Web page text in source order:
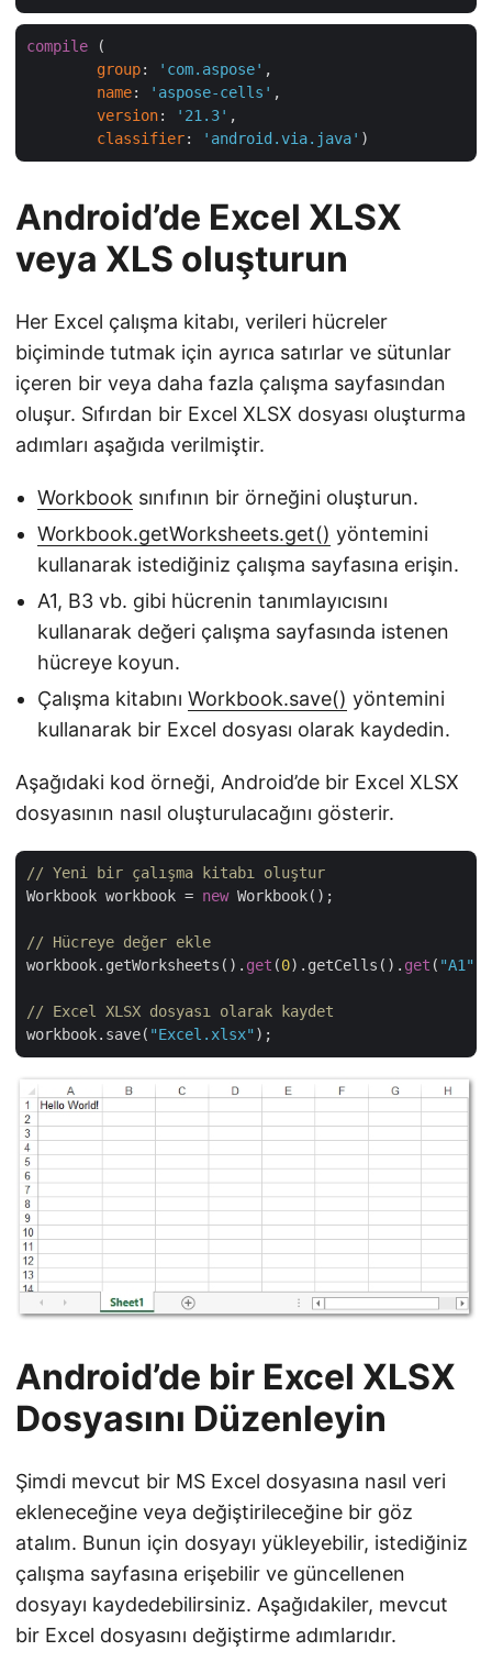
compile (
group: 'com.aspose' ,
name: 'aspose-cells' ,
version: '21.3' ,
classifier: 'android.via.java'
Android’de Excel XLSX
veya XLS oluşturun
Her Excel çalışma kitabı, verileri hücreler
biçiminde tutmak için ayrıca satırlar ve sütunlar
içeren bir veya daha fazla çalışma sayfasından
oluşur. Sıfırdan bir Excel XLSX dosyası oluşturma
adımları aşağıda verilmiştir.
Workbook sınıfının bir örneğini oluşturun.
Workbook.getWorksheets.get() yöntemini
kullanarak istediğiniz çalışma sayfasına erişin.
A1, B3 vb. gibi hücrenin tanımlayıcısını
kullanarak değeri çalışma sayfasında istenen
hücreye koyun.
Çalışma kitabını Workbook.save() yöntemini
kullanarak bir Excel dosyası olarak kaydedin.
Aşağıdaki kod örneği, Android’de bir Excel XLSX
dosyasının nasıl oluşturulacağını gösterir.
// Yeni bir çalışma kitabı oluştur
Workbook workbook = new Workbook();
// Hücreye değer ekle
workbook.getWorksheets(). get (0).getCells(). get ( "A1"
// Excel XLSX dosyası olarak kaydet
workbook.save( "Excel.xlsx"
Android’de bir Excel XLSX
Dosyasını Düzenleyin
Şimdi mevcut bir MS Excel dosyasına nasıl veri
ekleneceğine veya değiştirileceğine bir göz
atalım. Bunun için dosyayı yükleyebilir, istediğiniz
çalışma sayfasına erişebilir ve güncellenen
dosyayı kaydedebilirsiniz. Aşağıdakiler, mevcut
bir Excel dosyasını değiştirme adımlarıdır.